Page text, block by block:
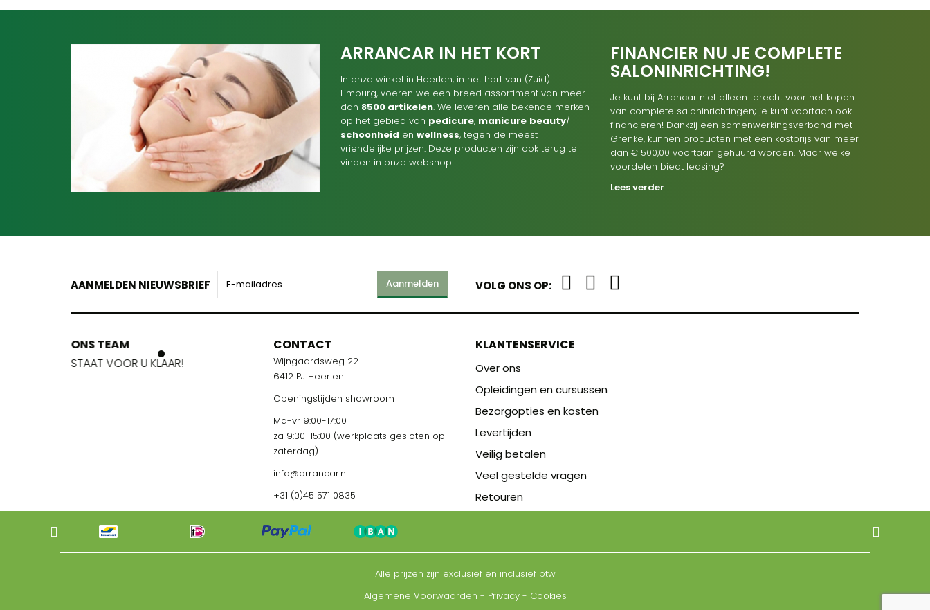
ARRANCAR IN HET KORT
In onze winkel in Heerlen, in het hart van (Zuid)
Limburg, voeren we een breed assortiment van meer
dan 8500 artikelen. We leveren alle bekende merken
op het gebied van pedicure, manicure beauty/
schoonheid en wellness, tegen de meest
vriendelijke prijzen. Deze producten zijn ook terug te
vinden in onze webshop.
FINANCIER NU JE COMPLETE
SALONINRICHTING!
Je kunt bij Arrancar niet alleen terecht voor het kopen
van complete saloninrichtingen; je kunt voortaan ook
financieren! Dankzij een samenwerkingsverband met
Grenke, kunnen producten met een kostprijs van meer
dan € 500,00 voortaan gehuurd worden. Maar welke
voordelen biedt leasing?
Lees verder
AANMELDEN NIEUWSBRIEF Aanmelden VOLG ONS OP:
ONS TEAM
STAAT VOOR U KLAAR!
ONS TEAM
STAAT VOOR U KLAAR!
CONTACT
Wijngaardsweg 22
6412 PJ Heerlen
Openingstijden showroom
Ma-vr 9:00-17:00
za 9:30-15:00 (werkplaats gesloten op
zaterdag)
info@arrancar.nl
+31 (0)45 571 0835
KLANTENSERVICE
Over ons
Opleidingen en cursussen
Bezorgopties en kosten
Levertijden
Veilig betalen
Veel gestelde vragen
Retouren
Alle prijzen zijn exclusief en inclusief btw
Algemene Voorwaarden - Privacy- Cookies